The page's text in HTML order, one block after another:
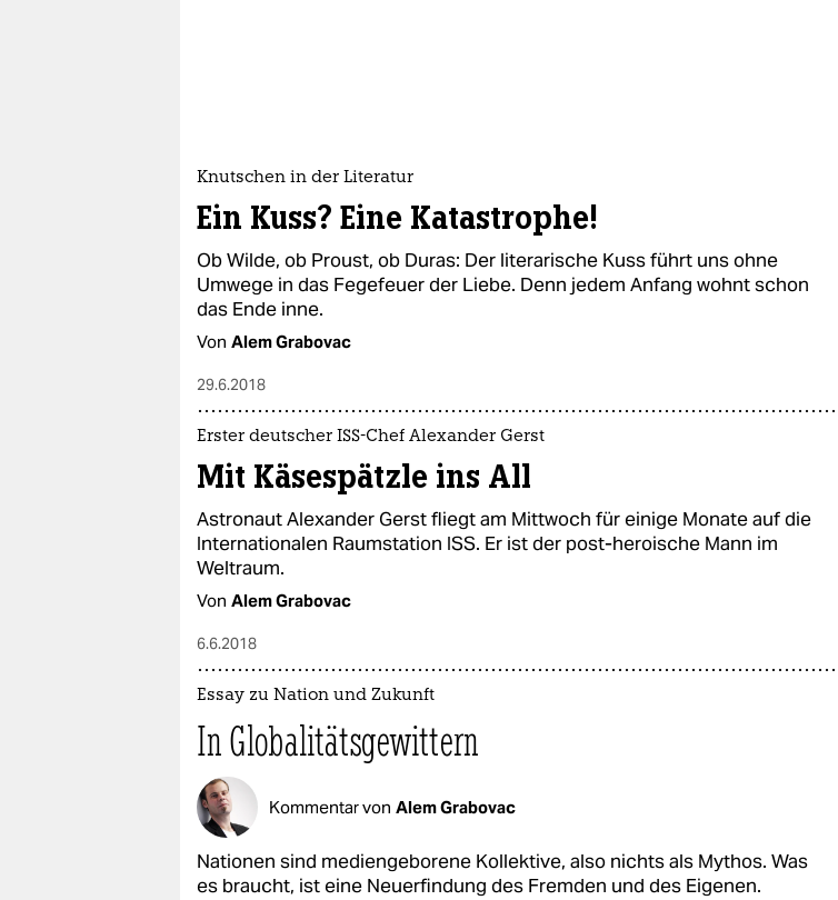
Knutschen in der Literatur
Ein Kuss? Eine Katastrophe!
Ob Wilde, ob Proust, ob Duras: Der literarische Kuss führt uns ohne
Umwege in das Fegefeuer der Liebe. Denn jedem Anfang wohnt schon
das Ende inne.
Von Alem Grabovac
29.6.2018
Erster deutscher ISS-Chef Alexander Gerst
Mit Käsespätzle ins All
Astronaut Alexander Gerst fliegt am Mittwoch für einige Monate auf die
Internationalen Raumstation ISS. Er ist der post-heroische Mann im
Weltraum.
Von Alem Grabovac
6.6.2018
Essay zu Nation und Zukunft
In Globalitätsgewittern
Kommentar von Alem Grabovac
Nationen sind mediengeborene Kollektive, also nichts als Mythos. Was
es braucht, ist eine Neuerfindung des Fremden und des Eigenen.